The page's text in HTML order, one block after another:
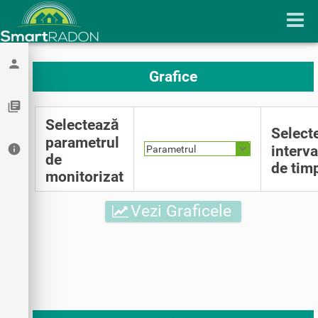
person
library_books
info
Grafice
Selectează
parametrul
de
monitorizat
Parametrul
de
Vezi Graficele